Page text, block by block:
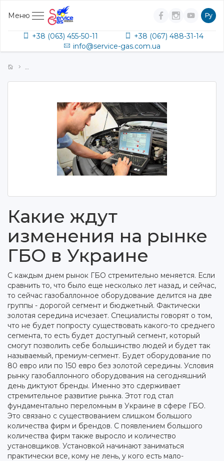
Меню Ру
+38 (063) 455-50-11
+38 (067) 488-31-14
info@service-gas.com.ua
Какие ждут
изменения на рынке
ГБО в Украине
С каждым днем рынок ГБО стремительно меняется. Если
сравнить то, что было еще несколько лет назад, и сейчас,
то сейчас газобаллонное оборудование делится на две
группы - дорогой сегмент и бюджетный. Фактически
золотая середина исчезает. Специалисты говорят о том,
что не будет попросту существовать какого-то среднего
сегмента, то есть будет доступный сегмент, который
смогут позволить себе большинство людей и будет так
называемый, премиум-сегмент. Будет оборудование по
80 евро или по 150 евро без золотой середины. Условия
рынку газобаллонного оборудования на сегодняшний
день диктуют бренды. Именно это сдерживает
стремительное развитие рынка. Этот год стал
фундаментально переломным в Украине в сфере ГБО.
Это связано с существованием слишком большого
количества фирм и брендов. С появлением большого
количества фирм также выросло и количество
установщиков. Установкой начинают заниматься
практически все, кому не лень, у кого есть мало-